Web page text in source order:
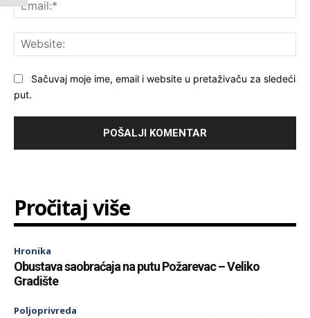
Sačuvaj moje ime, email i website u pretaživaču za sledeći
put.
Pročitaj više
Hronika
Obustava saobraćaja na putu Požarevac – Veliko
Gradište
Poljoprivreda